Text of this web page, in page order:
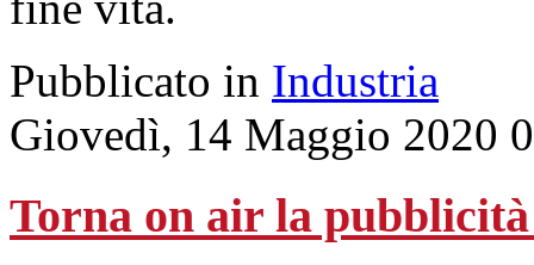
Pubblicato in Industria
Giovedì, 14 Maggio 2020
Torna on air la pubblicità